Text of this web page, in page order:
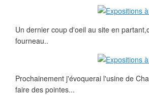
Un dernier coup d'oeil au site en
fourneau..
Prochainement j'évoquerai l'usine de
faire des pointes...